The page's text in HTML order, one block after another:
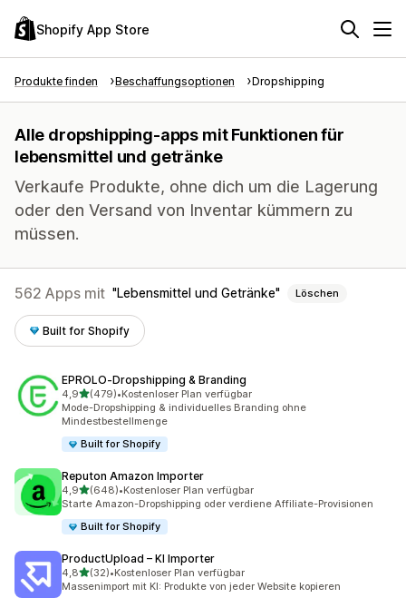
Shopify App Store
Produkte finden Beschaffungsoptionen Dropshipping
Alle dropshipping-apps mit Funktionen für
lebensmittel und getränke
Verkaufe Produkte, ohne dich um die Lagerung
oder den Versand von Inventar kümmern zu
müssen.
562 Apps mit Lebensmittel und Getränke Löschen
Built for Shopify
EPROLO‑Dropshipping & Branding
4,9von 5 Sternen
(479)
479 Rezensionen insgesamt
•Kostenloser Plan verfügbar
Mode-Dropshipping & individuelles Branding ohne
Mindestbestellmenge
Built for Shopify
Reputon Amazon Importer
4,9von 5 Sternen
(648)
648 Rezensionen insgesamt
•Kostenloser Plan verfügbar
Starte Amazon-Dropshipping oder verdiene Affiliate-Provisionen
Built for Shopify
ProductUpload – KI Importer
4,8von 5 Sternen
(32)
32 Rezensionen insgesamt
•Kostenloser Plan verfügbar
Massenimport mit KI: Produkte von jeder Website kopieren